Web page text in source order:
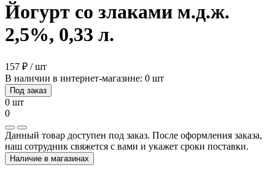
Йогурт со злаками м.д.ж.
2,5%, 0,33 л.
157 ₽ / шт
В наличии в интернет-магазине: 0 шт
Под заказ
0 шт
0
Данный товар доступен под заказ. После оформления заказа,
наш сотрудник свяжется с вами и укажет сроки поставки.
Наличие в магазинах